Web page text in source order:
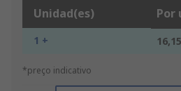
Unidad(es) Por
1 +
*preço indicativo